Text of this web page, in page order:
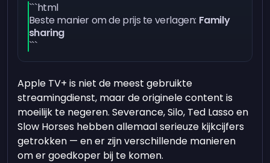
```html
Beste manier om de prijs te verlagen: Family
sharing
```
Apple TV+ is niet de meest gebruikte
streamingdienst, maar de originele content is
moeilijk te negeren. Severance, Silo, Ted Lasso en
Slow Horses hebben allemaal serieuze kijkcijfers
getrokken — en er zijn verschillende manieren
om er goedkoper bij te komen.